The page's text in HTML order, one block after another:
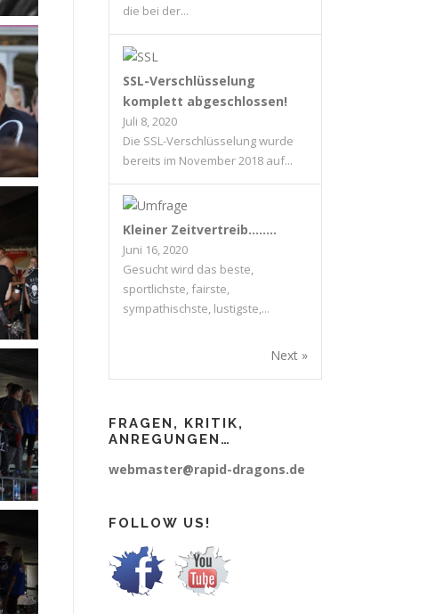
die bei der...
SSL-Verschlüsselung
komplett abgeschlossen!
Juli 8, 2020
Die SSL-Verschlüsselung wurde
bereits im November 2018 auf...
Kleiner Zeitvertreib……..
Juni 16, 2020
Gesucht wird das beste,
sportlichste, fairste,
sympathischste, lustigste,...
Next »
FRAGEN, KRITIK,
ANREGUNGEN…
webmaster@rapid-dragons.de
FOLLOW US!